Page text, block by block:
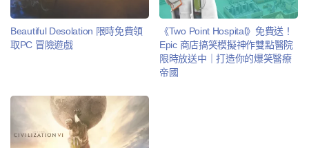
Beautiful Desolation 限時免費領
取PC 冒險遊戲
《Two Point Hospital》免費送！
Epic 商店搞笑模擬神作雙點醫院
限時放送中｜打造你的爆笑醫療
帝國